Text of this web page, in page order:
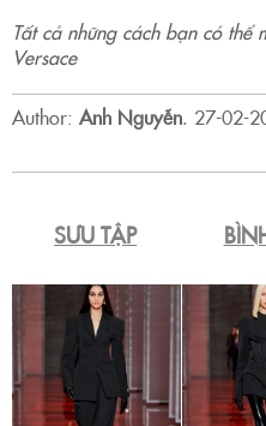
Tất cả những cách bạn có thể
Versace
Author: Anh Nguyễn. 27-02-
SƯU TẬP